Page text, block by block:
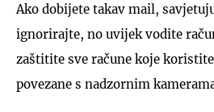
Ako dobijete takav mail,
ignorirajte, no uvijek vodite
zaštitite sve račune koje
povezane s nadzornim